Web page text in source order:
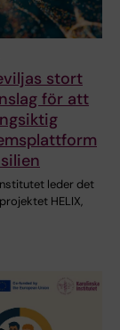
stort
för att
leder det
HELIX,